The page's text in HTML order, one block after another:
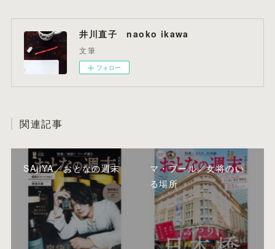
井川直子 naoko ikawa
文筆
フォロー
関連記事
SAjiYA／おとなの週末
マ・プール／女将のい
る場所